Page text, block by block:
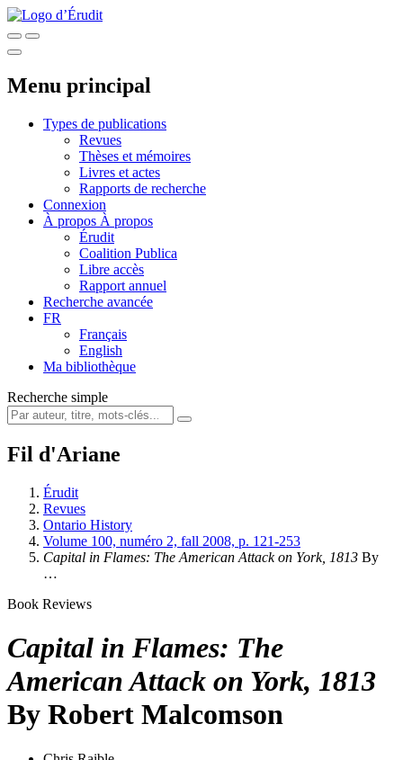
Menu principal
Types de publications
Revues
Thèses et mémoires
Livres et actes
Rapports de recherche
Connexion
À propos À propos
Érudit
Coalition Publica
Libre accès
Rapport annuel
Recherche avancée
FR
Français
English
Ma bibliothèque
Recherche simple
Fil d'Ariane
Érudit
Revues
Ontario History
Volume 100, numéro 2, fall 2008, p. 121-253
Capital in Flames: The American Attack on York, 1813 By
…
Book Reviews
Capital in Flames: The
American Attack on York, 1813
By Robert Malcomson